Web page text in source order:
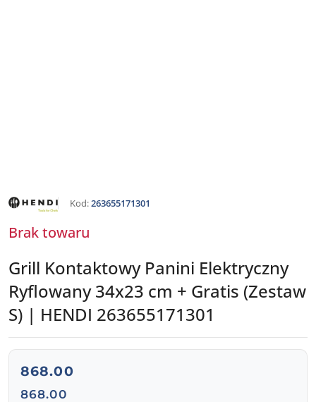
HENDI Kod:263655171301
Brak towaru
Grill Kontaktowy Panini Elektryczny
Ryflowany 34x23 cm + Gratis (Zestaw
S) | HENDI 263655171301
cena:
868.00
Cena:
868.00